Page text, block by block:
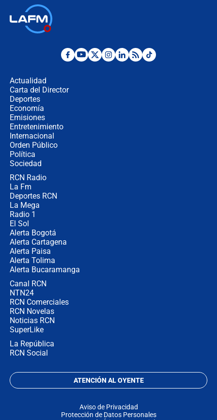
Posesión de Abelardo De La Espriella
Actualidad
Carta del Director
Deportes
Economía
Emisiones
Entretenimiento
Internacional
Orden Público
Política
Sociedad
RCN Radio
La Fm
Deportes RCN
La Mega
Radio 1
El Sol
Alerta Bogotá
Alerta Cartagena
Alerta Paisa
Alerta Tolima
Alerta Bucaramanga
Canal RCN
NTN24
RCN Comerciales
RCN Novelas
Noticias RCN
SuperLike
La República
RCN Social
ATENCIÓN AL OYENTE
Aviso de Privacidad
Protección de Datos Personales